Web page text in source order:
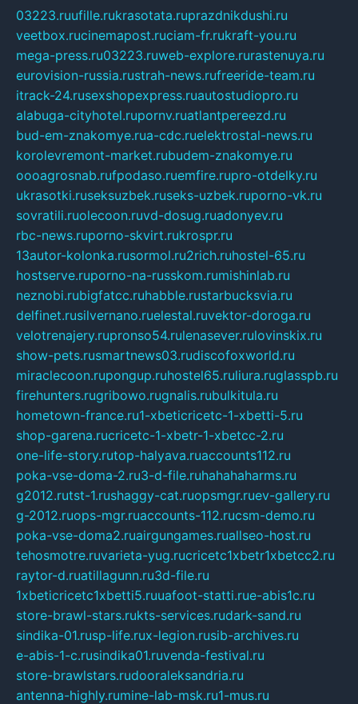
03223.ruufille.rukrasotata.ruprazdnikdushi.ru
veetbox.rucinemapost.ruciam-fr.rukraft-you.ru
mega-press.ru03223.ruweb-explore.rurastenuya.ru
eurovision-russia.rustrah-news.rufreeride-team.ru
itrack-24.rusexshopexpress.ruautostudiopro.ru
alabuga-cityhotel.rupornv.ruatlantpereezd.ru
bud-em-znakomye.rua-cdc.ruelektrostal-news.ru
korolevremont-market.rubudem-znakomye.ru
oooagrosnab.rufpodaso.ruemfire.rupro-otdelky.ru
ukrasotki.ruseksuzbek.ruseks-uzbek.ruporno-vk.ru
sovratili.ruolecoon.ruvd-dosug.ruadonyev.ru
rbc-news.ruporno-skvirt.rukrospr.ru
13autor-kolonka.rusormol.ru2rich.ruhostel-65.ru
hostserve.ruporno-na-russkom.rumishinlab.ru
neznobi.rubigfatcc.ruhabble.rustarbucksvia.ru
delfinet.rusilvernano.ruelestal.ruvektor-doroga.ru
velotrenajery.rupronso54.rulenasever.rulovinskix.ru
show-pets.rusmartnews03.rudiscofoxworld.ru
miraclecoon.rupongup.ruhostel65.ruliura.ruglasspb.ru
firehunters.rugribowo.rugnalis.rubulkitula.ru
hometown-france.ru1-xbeticricetc-1-xbetti-5.ru
shop-garena.rucricetc-1-xbetr-1-xbetcc-2.ru
one-life-story.rutop-halyava.ruaccounts112.ru
poka-vse-doma-2.ru3-d-file.ruhahahaharms.ru
g2012.rutst-1.rushaggy-cat.ruopsmgr.ruev-gallery.ru
g-2012.ruops-mgr.ruaccounts-112.rucsm-demo.ru
poka-vse-doma2.ruairgungames.ruallseo-host.ru
tehosmotre.ruvarieta-yug.rucricetc1xbetr1xbetcc2.ru
raytor-d.ruatillagunn.ru3d-file.ru
1xbeticricetc1xbetti5.ruuafoot-statti.rue-abis1c.ru
store-brawl-stars.rukts-services.rudark-sand.ru
sindika-01.rusp-life.rux-legion.rusib-archives.ru
e-abis-1-c.rusindika01.ruvenda-festival.ru
store-brawlstars.rudooraleksandria.ru
antenna-highly.rumine-lab-msk.ru1-mus.ru